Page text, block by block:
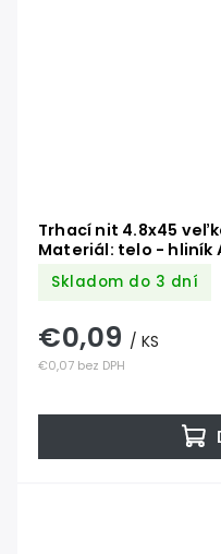
Trhací nit 4.8x45
Materiál: telo - hliník
pozinkovaná DIN 7337
Skladom do 3 dní
€0,07 bez DPH
€0,09 / KS